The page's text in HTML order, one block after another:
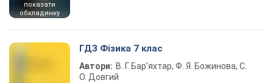
показати
обкладинку
ГДЗ Фізика 7 клас
Автори: В. Г. Бар’яхтар, Ф. Я. Божинова, С.
О. Довгий